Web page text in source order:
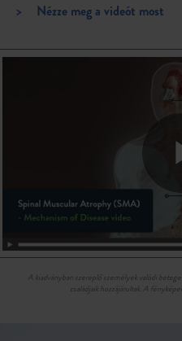
> Nézze meg a videót most
A kiadványban szereplő személyek valódi
családjaik hozzájárultak. A